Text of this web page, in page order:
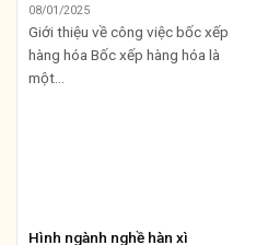
08/01/2025
Giới thiệu về công việc bốc xếp
hàng hóa Bốc xếp hàng hóa là
một...
Hình ngành nghề hàn xì